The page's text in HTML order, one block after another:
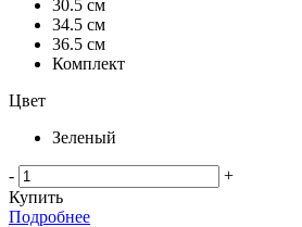
30.5 см
34.5 см
36.5 см
Комплект
Цвет
Зеленый
-
+
Купить
Подробнее